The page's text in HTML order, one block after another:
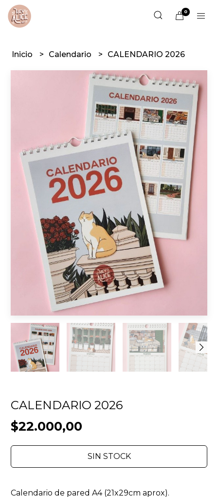
0
Inicio Calendario CALENDARIO 2026
CALENDARIO 2026
$22.000,00
SIN STOCK
Calendario de pared A4 (21x29cm aprox).